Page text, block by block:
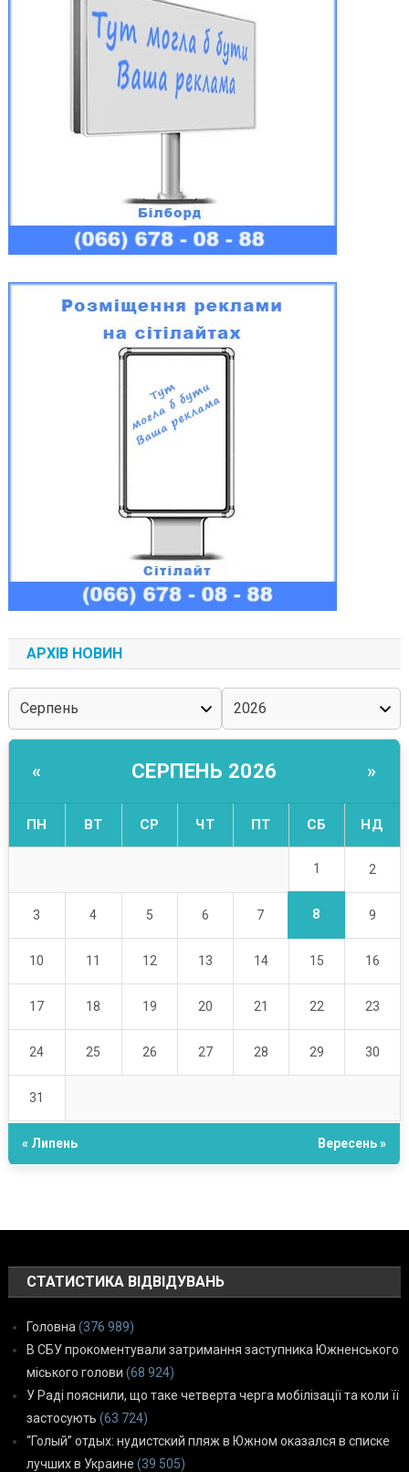
АРХІВ НОВИН
« СЕРПЕНЬ 2026 »
ПН ВТ СР ЧТ ПТ СБ НД
1 2
3 4 5 6 7 8 9
10 11 12 13 14 15 16
17 18 19 20 21 22 23
24 25 26 27 28 29 30
31
« Липень Вересень »
СТАТИСТИКА ВІДВІДУВАНЬ
Головна (376 989)
В СБУ прокоментували затримання заступника Южненського
міського голови (68 924)
У Раді пояснили, що таке четверта черга мобілізації та коли її
застосують (63 724)
“Голый” отдых: нудистский пляж в Южном оказался в списке
лучших в Украине (39 505)